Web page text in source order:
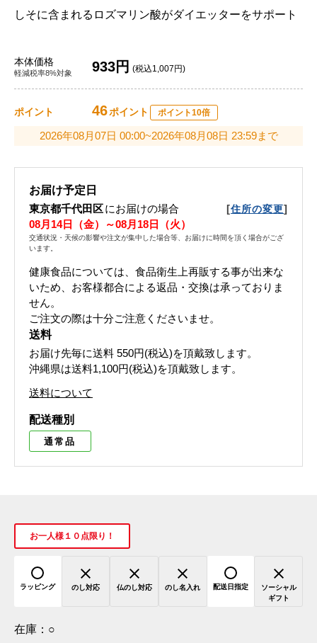
しそに含まれるロズマリン酸がダイエッターをサポート
本体価格
軽減税率8%対象 933円 (税込1,007円)
ポイント 46ポイント ポイント10倍
2026年08月07日 00:00~2026年08月08日 23:59まで
お届け予定日
東京都千代田区にお届けの場合 [住所の変更]
08月14日（金）～08月18日（火）
交通状況・天候の影響や注文が集中した場合等、お届けに時間を頂く場合がござ
います。
健康食品については、食品衛生上再販する事が出来な
いため、お客様都合による返品・交換は承っておりま
せん。
ご注文の際は十分ご注意くださいませ。
送料
お届け先毎に送料 550円(税込)を頂戴致します。
沖縄県は送料1,100円(税込)を頂戴致します。
送料について
配送種別
通常品
お一人様１０点限り！
ラッピング のし対応 仏のし対応 のし名入れ 配送日指定
ソーシャル
ギフト
在庫： ○